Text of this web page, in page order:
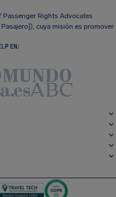
Rights Advocates
cuya misión es promover
EN: